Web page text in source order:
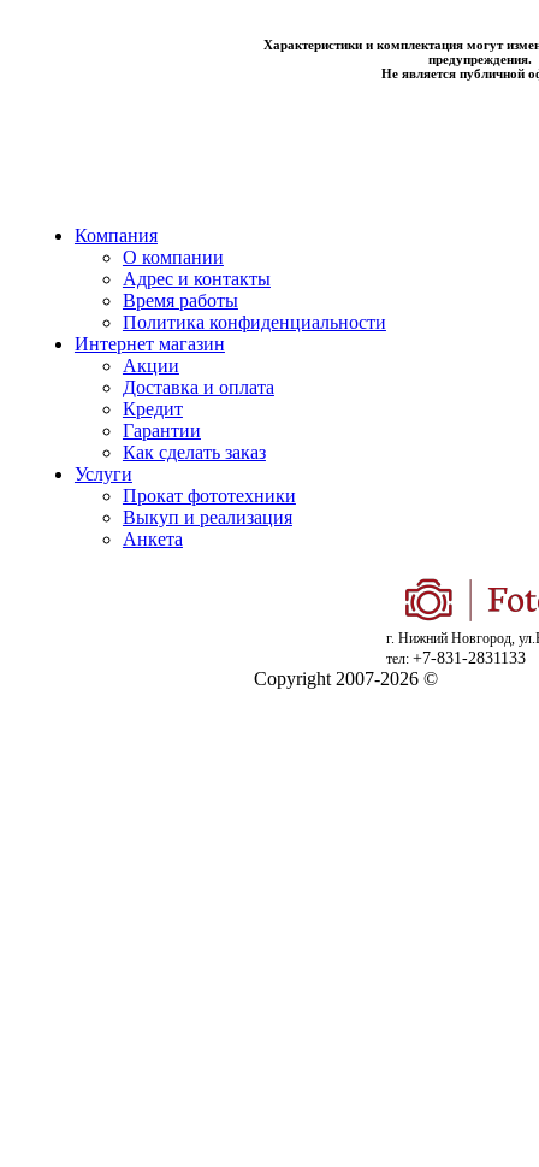
Характеристики и комплектация могут
предупреждения.
Не является публичной
Компания
О компании
Адрес и контакты
Время работы
Политика конфиденциальности
Интернет магазин
Акции
Доставка и оплата
Кредит
Гарантии
Как сделать заказ
Услуги
Прокат фототехники
Выкуп и реализация
Анкета
г. Нижний Новгород,
тел: +7-831-2831133
Copyright 2007-2026 ©